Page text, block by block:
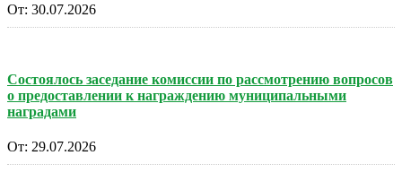
От: 30.07.2026
Состоялось заседание комиссии по рассмотрению вопросов
о предоставлении к награждению муниципальными
наградами
От: 29.07.2026